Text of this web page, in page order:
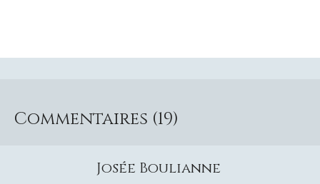
Commentaires (19)
Josée Boulianne